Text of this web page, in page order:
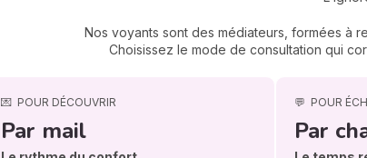
Nos voyants sont des médiateurs, formées à
Choisissez le mode de consultation qui
💌 POUR DÉCOUVRIR
Par mail
💬 POUR
Par